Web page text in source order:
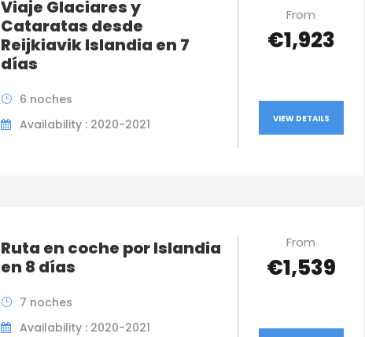
Viaje Glaciares y
Cataratas desde
Reijkiavik Islandia en 7
días
6 noches
Availability : 2020-2021
From
€1,923
VIEW DETAILS
Ruta en coche por Islandia
en 8 días
7 noches
Availability : 2020-2021
From
€1,539